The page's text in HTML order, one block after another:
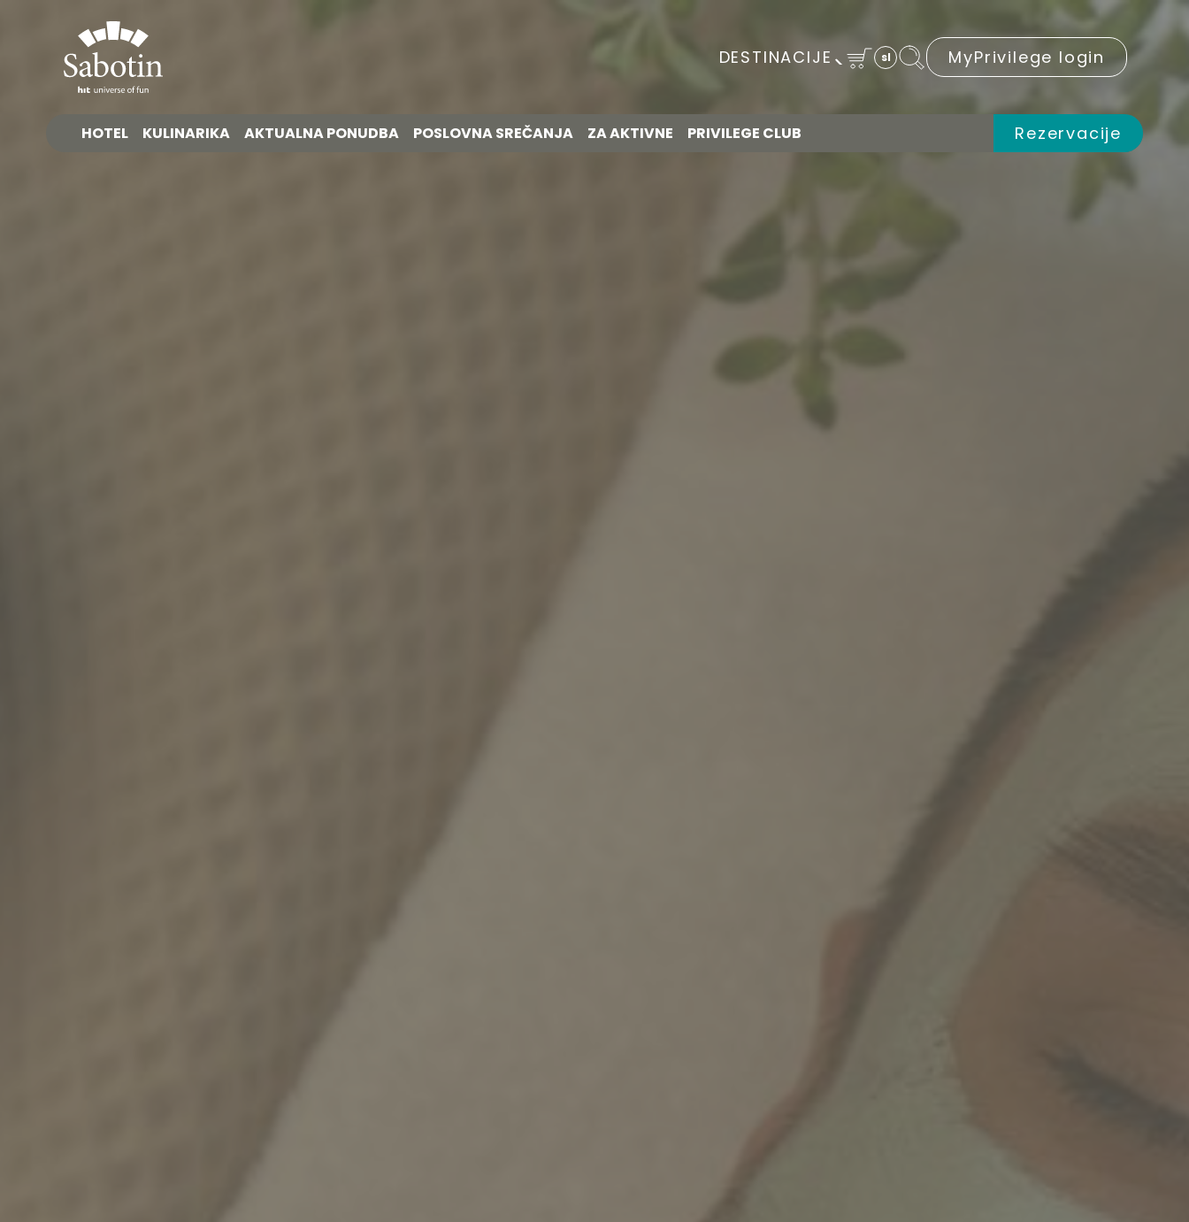
DESTINACIJE sl MyPrivilege login
HOTEL KULINARIKA AKTUALNA PONUDBA POSLOVNA SREČANJA ZA AKTIVNE PRIVILEGE CLUB Rezervacije